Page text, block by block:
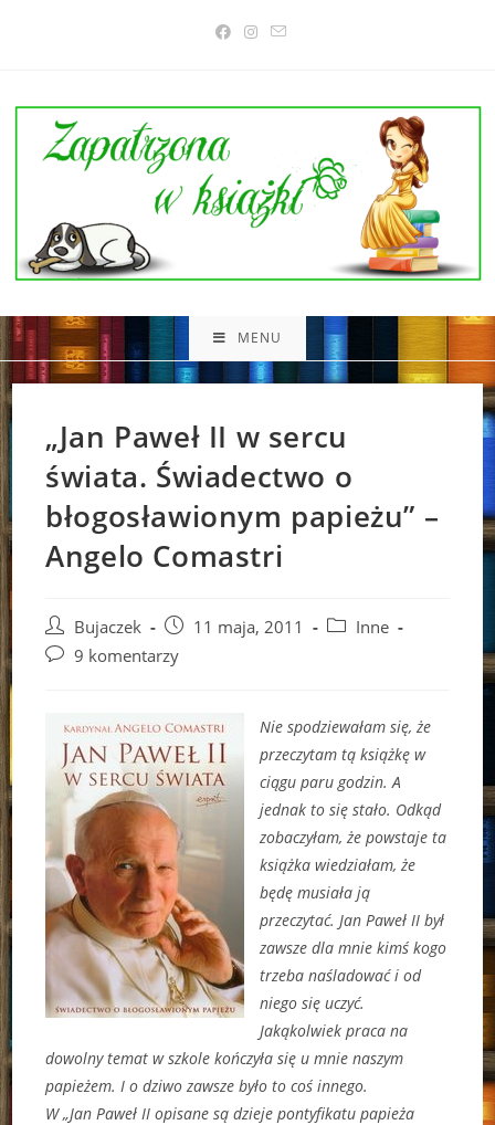
MENU
„Jan Paweł II w sercu
świata. Świadectwo o
błogosławionym papieżu” –
Angelo Comastri
Post
author:
Bujaczek
Post
published:
11 maja, 2011
PostInne
Post9 komentarzy
Nie spodziewałam się, że
przeczytam tą książkę w
ciągu paru godzin. A
jednak to się stało. Odkąd
zobaczyłam, że powstaje ta
książka wiedziałam, że
będę musiała ją
przeczytać. Jan Paweł II był
zawsze dla mnie kimś kogo
trzeba naśladować i od
niego się uczyć.
Jakąkolwiek praca na
dowolny temat w szkole kończyła się u mnie naszym
papieżem. I o dziwo zawsze było to coś innego.
W „Jan Paweł II opisane są dzieje pontyfikatu papieża